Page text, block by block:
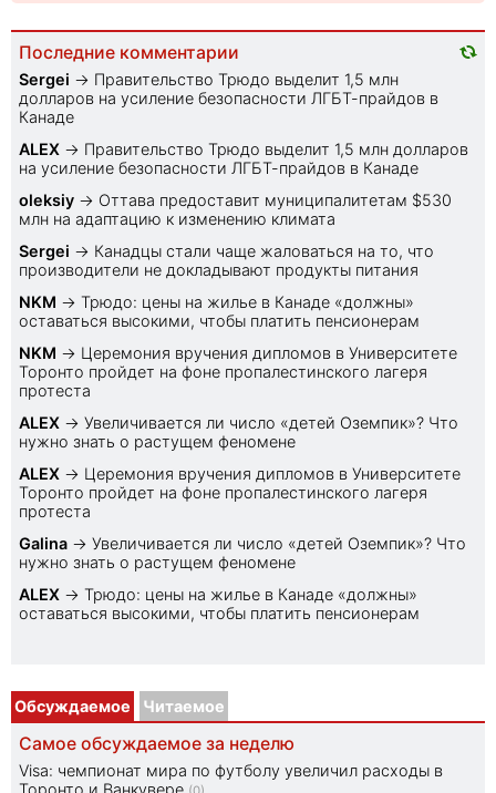
Последние комментарии
Sеrgei → Правительство Трюдо выделит 1,5 млн
долларов на усиление безопасности ЛГБТ-прайдов в
Канаде
ALEX → Правительство Трюдо выделит 1,5 млн долларов
на усиление безопасности ЛГБТ-прайдов в Канаде
oleksiy → Оттава предоставит муниципалитетам $530
млн на адаптацию к изменению климата
Sеrgei → Канадцы стали чаще жаловаться на то, что
производители не докладывают продукты питания
NKM → Трюдо: цены на жилье в Канаде «должны»
оставаться высокими, чтобы платить пенсионерам
NKM → Церемония вручения дипломов в Университете
Торонто пройдет на фоне пропалестинского лагеря
протеста
ALEX → Увеличивается ли число «детей Оземпик»? Что
нужно знать о растущем феномене
ALEX → Церемония вручения дипломов в Университете
Торонто пройдет на фоне пропалестинского лагеря
протеста
Galina → Увеличивается ли число «детей Оземпик»? Что
нужно знать о растущем феномене
ALEX → Трюдо: цены на жилье в Канаде «должны»
оставаться высокими, чтобы платить пенсионерам
Обсуждаемое Читаемое
Самое обсуждаемое за неделю
Visa: чемпионат мира по футболу увеличил расходы в
Торонто и Ванкувере